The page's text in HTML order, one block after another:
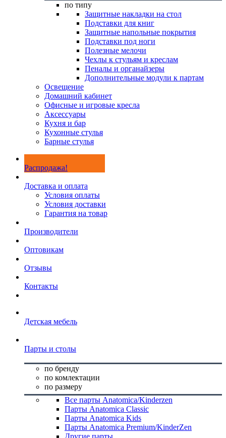
по типу
Защитные накладки на стол
Подставки для книг
Защитные напольные покрытия
Подставки под ноги
Полезные мелочи
Чехлы к стульям и креслам
Пеналы и органайзеры
Дополнительные модули к партам
Освещение
Домашний кабинет
Офисные и игровые кресла
Аксессуары
Кухня и бар
Кухонные стулья
Барные стулья
Распродажа!
Доставка и оплата
Условия оплаты
Условия доставки
Гарантия на товар
Производители
Оптовикам
Отзывы
Контакты
Детская мебель
Парты и столы
по бренду
по комлектации
по размеру
Все парты Anatomica/Kinderzen
Парты Anatomica Classic
Парты Anatomica Kids
Парты Anatomica Premium/KinderZen
Другие парты